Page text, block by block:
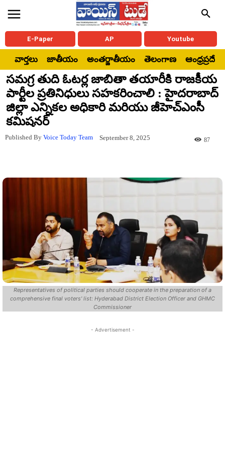
E-Paper AP Youtube
వార్తలు జాతీయం అంతర్జాతీయం తెలంగాణ ఆంధ్రప్రదేశ్
సమగ్ర తుది ఓటర్ల జాబితా తయారీకి రాజకీయ
పార్టీల ప్రతినిధులు సహకరించాలి : హైదరాబాద్
జిల్లా ఎన్నికల అధికారి మరియు జీహెచ్ఎంసీ
కమిషనర్
Published By Voice Today Team September 8, 2025 87
Representatives of political parties should cooperate in the preparation of a
comprehensive final voters' list: Hyderabad District Election Officer and GHMC
Commissioner
- Advertisement -